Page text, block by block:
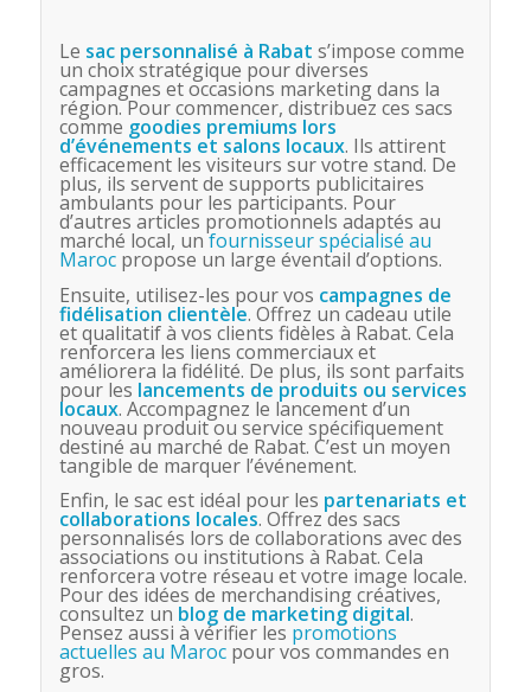
Le sac personnalisé à Rabat s’impose comme
un choix stratégique pour diverses
campagnes et occasions marketing dans la
région. Pour commencer, distribuez ces sacs
comme goodies premiums lors
d’événements et salons locaux. Ils attirent
efficacement les visiteurs sur votre stand. De
plus, ils servent de supports publicitaires
ambulants pour les participants. Pour
d’autres articles promotionnels adaptés au
marché local, unfournisseur spécialisé au
Marocpropose un large éventail d’options.
Ensuite, utilisez-les pour vos campagnes de
fidélisation clientèle. Offrez un cadeau utile
et qualitatif à vos clients fidèles à Rabat. Cela
renforcera les liens commerciaux et
améliorera la fidélité. De plus, ils sont parfaits
pour les lancements de produits ou services
locaux. Accompagnez le lancement d’un
nouveau produit ou service spécifiquement
destiné au marché de Rabat. C’est un moyen
tangible de marquer l’événement.
Enfin, le sac est idéal pour les partenariats et
collaborations locales. Offrez des sacs
personnalisés lors de collaborations avec des
associations ou institutions à Rabat. Cela
renforcera votre réseau et votre image locale.
Pour des idées de merchandising créatives,
consultez un blog de marketing digital.
Pensez aussi à vérifier les promotions
actuelles au Marocpour vos commandes en
gros.